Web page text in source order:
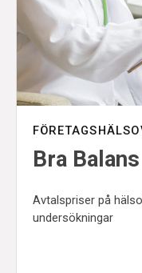
Bra Balans
Avtalspriser på
undersökningar